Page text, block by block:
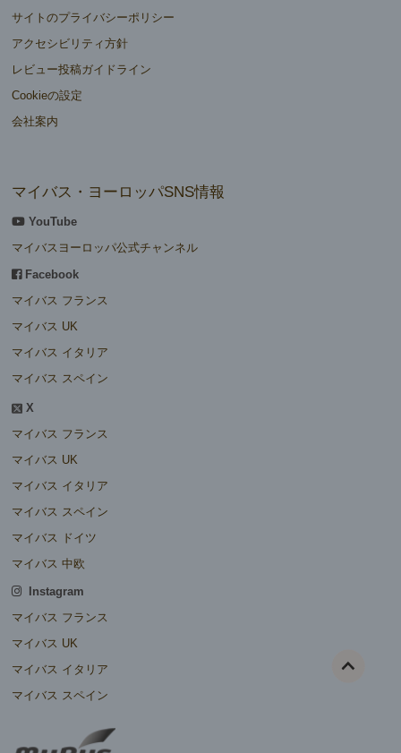
サイトのプライバシーポリシー
アクセシビリティ方針
レビュー投稿ガイドライン
Cookieの設定
会社案内
マイバス・ヨーロッパSNS情報
YouTube
マイバスヨーロッパ公式チャンネル
Facebook
マイバス フランス
マイバス UK
マイバス イタリア
マイバス スペイン
X
マイバス フランス
マイバス UK
マイバス イタリア
マイバス スペイン
マイバス ドイツ
マイバス 中欧
Instagram
マイバス フランス
マイバス UK
マイバス イタリア
マイバス スペイン